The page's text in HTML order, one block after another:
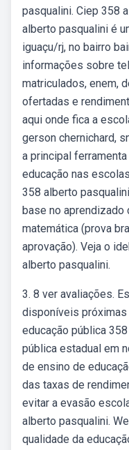
pasqualini. Ciep 358
alberto pasqualini é
iguaçu/rj, no bairro
informações sobre
matriculados, enem,
ofertadas e
aqui onde fica a
gerson chernichard,
a principal
educação nas
358 alberto
base no aprendizado
matemática (prova
aprovação). Veja o
alberto pasqualini.
3. 8 ver avaliações.
disponíveis próximas
educação pública
pública estadual em
de ensino de
das taxas de
evitar a evasão
alberto pasqualini.
qualidade da